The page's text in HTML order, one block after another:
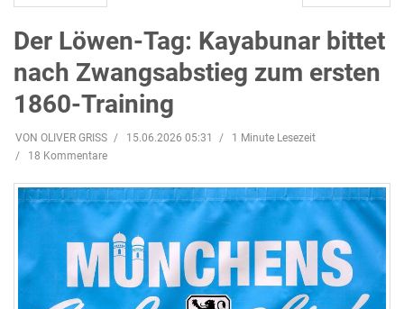
Der Löwen-Tag: Kayabunar bittet
nach Zwangsabstieg zum ersten
1860-Training
VON OLIVER GRISS 15.06.2026 05:31
1 Minute Lesezeit
18 Kommentare